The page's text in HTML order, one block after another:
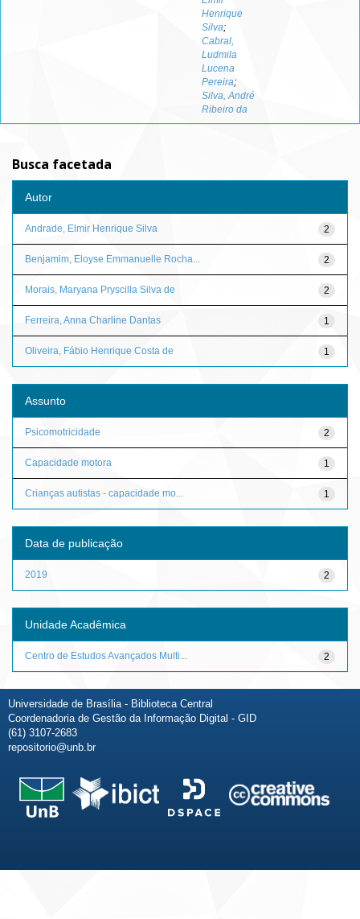
Henrique
Silva;
Cabral,
Ludmila
Lucena
Pereira;
Silva, André
Ribeiro da
Busca facetada
Autor
2
Andrade, Elmir Henrique Silva
2
Benjamim, Eloyse Emmanuelle Rocha...
2
Morais, Maryana Pryscilla Silva de
1
Ferreira, Anna Charline Dantas
1
Oliveira, Fábio Henrique Costa de
Assunto
2
Psicomotricidade
1
Capacidade motora
1
Crianças autistas - capacidade mo...
Data de publicação
2
2019
Unidade Acadêmica
2
Centro de Estudos Avançados Multi...
Universidade de Brasília - Biblioteca Central
Coordenadoria de Gestão da Informação Digital - GID
(61) 3107-2683
repositorio@unb.br